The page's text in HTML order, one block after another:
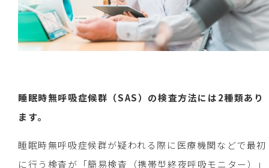
睡眠時無呼吸症候群（SAS）の検査方法には2種類あり
ます。
睡眠時無呼吸症候群が疑われる際に医療機関などで最初
に行う検査が「簡易検査（携帯型終夜呼吸モニター）」